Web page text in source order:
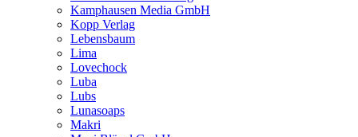
Kamphausen Media GmbH
Kopp Verlag
Lebensbaum
Lima
Lovechock
Luba
Lubs
Lunasoaps
Makri